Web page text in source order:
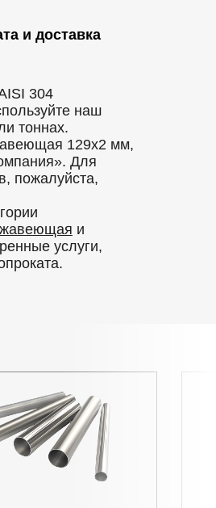
и доставка
304
наш
тоннах.
129x2 мм,
Для
пожалуйста,
и
услуги,